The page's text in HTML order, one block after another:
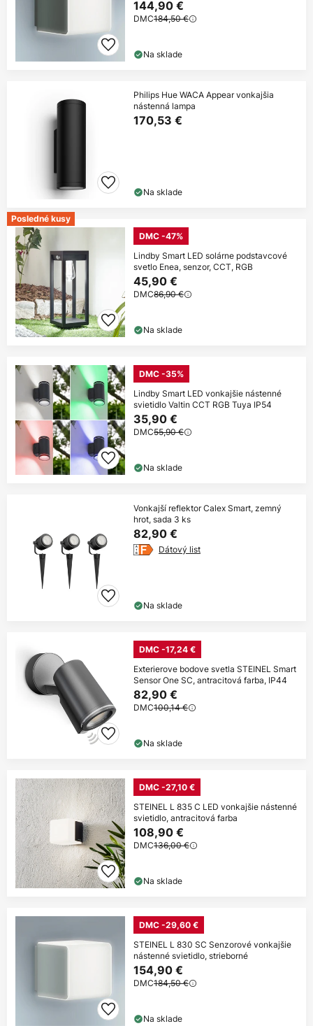
144,90 €
DMC184,50 €
Na sklade
Philips Hue WACA Appear vonkajšia
nástenná lampa
170,53 €
Na sklade
Posledné kusy
DMC -47%
Lindby Smart LED solárne podstavcové
svetlo Enea, senzor, CCT, RGB
45,90 €
DMC86,90 €
Na sklade
DMC -35%
Lindby Smart LED vonkajšie nástenné
svietidlo Valtin CCT RGB Tuya IP54
35,90 €
DMC55,90 €
Na sklade
Vonkajší reflektor Calex Smart, zemný
hrot, sada 3 ks
82,90 €
Dátový list
Na sklade
DMC -17,24 €
Exterierove bodove svetla STEINEL Smart
Sensor One SC, antracitová farba, IP44
82,90 €
DMC100,14 €
Na sklade
DMC -27,10 €
STEINEL L 835 C LED vonkajšie nástenné
svietidlo, antracitová farba
108,90 €
DMC136,00 €
Na sklade
DMC -29,60 €
STEINEL L 830 SC Senzorové vonkajšie
nástenné svietidlo, strieborné
154,90 €
DMC184,50 €
Na sklade